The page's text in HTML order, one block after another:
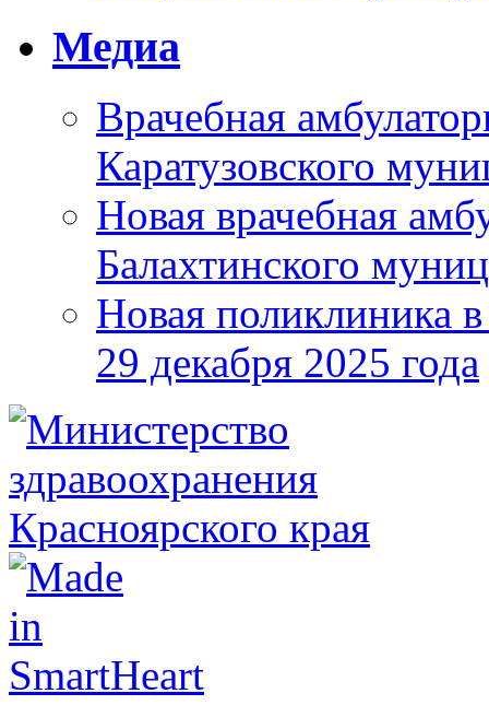
Медиа
Врачебная
Каратузовского
Новая врачебная
Балахтинского
Новая поликлиника
29 декабря 2025 года